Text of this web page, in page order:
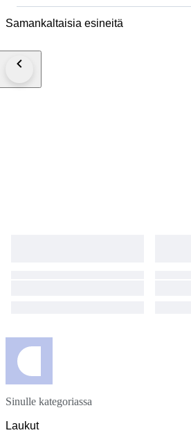
Samankaltaisia esineitä
Sinulle kategoriassa
Laukut